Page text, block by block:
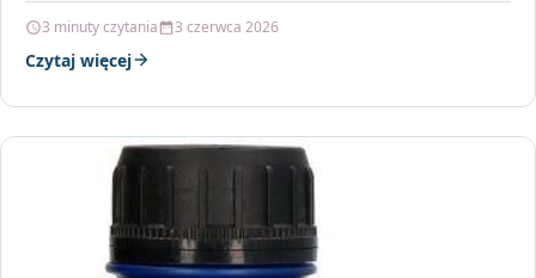
3 minuty czytania 3 czerwca 2026
Czytaj więcej